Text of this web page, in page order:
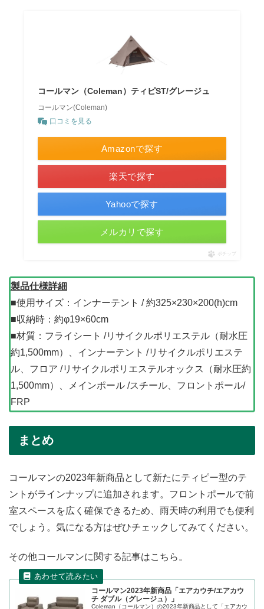
コールマン（Coleman）ティピST/グレージュ
コールマン(Coleman)
口コミを見る
Amazonで探す
楽天で探す
Yahooで探す
メルカリで探す
ポチップ
製品仕様詳細
■使用サイズ：インナーテント / 約325×230×200(h)cm
■収納時：約φ19×60cm
■材質：フライシート /リサイクルポリエステル（耐水圧
約1,500mm）、インナーテント /リサイクルポリエステ
ル、フロア /リサイクルポリエステルオックス（耐水圧約
1,500mm）、メインポール /スチール、フロントポール/
FRP
まとめ
コールマンの2023年新商品として新たにティピー型のテ
ントがラインナップに追加されます。フロントポールで前
室スペースを広く確保できるため、雨天時の利用でも便利
でしょう。気になる方はぜひチェックしてみてください。
その他コールマンに関する記事はこちら。
コールマン2023年新商品「エアカウチ/エアカウ
チ ダブル（グレージュ）」
Coleman（コールマン）の2023年新商品として「エアカウ